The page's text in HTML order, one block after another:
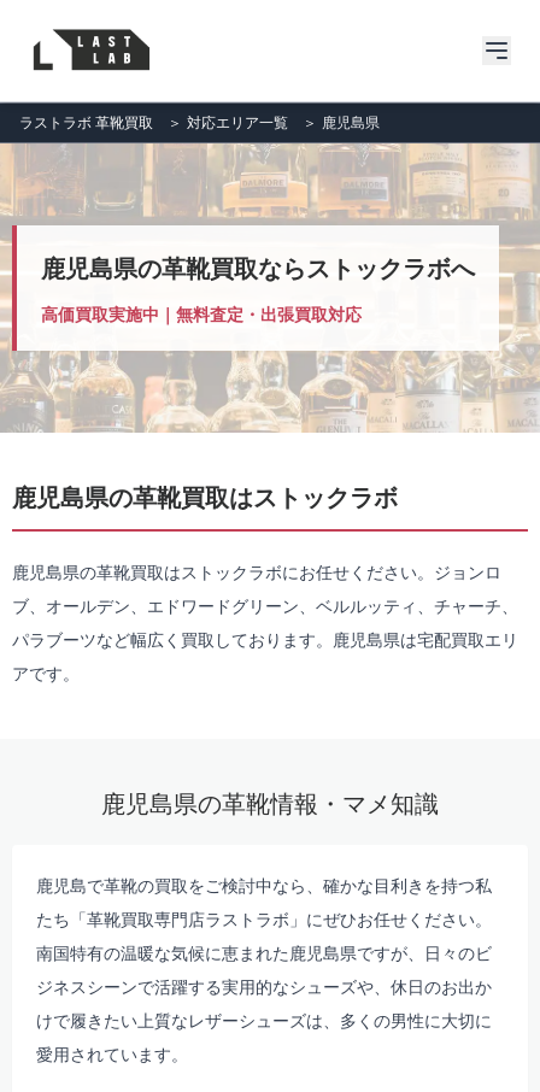
ラストラボ 革靴買取 ＞ 対応エリア一覧 ＞ 鹿児島県
鹿児島県の革靴買取ならストックラボへ
高価買取実施中｜無料査定・出張買取対応
鹿児島県の革靴買取はストックラボ
鹿児島県の革靴買取はストックラボにお任せください。ジョンロ
ブ、オールデン、エドワードグリーン、ベルルッティ、チャーチ、
パラブーツなど幅広く買取しております。鹿児島県は宅配買取エリ
アです。
鹿児島県の革靴情報・マメ知識
鹿児島で革靴の買取をご検討中なら、 確かな目利きを持つ私
たち「革靴買取専門店ラストラボ」にぜひお任せください。
南国特有の温暖な気候に恵まれた鹿児島県ですが、
日々のビ
ジネスシーンで活躍する実用的なシューズや、 休日のお出か
けで履きたい上質なレザーシューズは、 多くの男性に大切に
愛用されています。